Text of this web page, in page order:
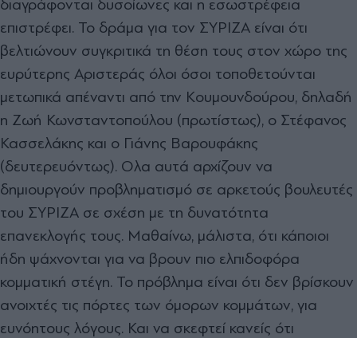
διαγράφονται δυσοίωνες και η εσωστρέφεια
επιστρέφει. Το δράµα για τον ΣΥΡΙΖΑ είναι ότι
βελτιώνουν συγκριτικά τη θέση τους στον χώρο της
ευρύτερης Αριστεράς όλοι όσοι τοποθετούνται
µετωπικά απέναντι από την Κουµουνδούρου, δηλαδή
η Ζωή Κωνσταντοπούλου (πρωτίστως), ο Στέφανος
Κασσελάκης και ο Γιάνης Βαρουφάκης
(δευτερευόντως). Ολα αυτά αρχίζουν να
δηµιουργούν προβληµατισµό σε αρκετούς βουλευτές
του ΣΥΡΙΖΑ σε σχέση µε τη δυνατότητα
επανεκλογής τους. Μαθαίνω, µάλιστα, ότι κάποιοι
ήδη ψάχνονται για να βρουν πιο ελπιδοφόρα
κοµµατική στέγη. Το πρόβληµα είναι ότι δεν βρίσκουν
ανοιχτές τις πόρτες των όµορων κοµµάτων, για
ευνόητους λόγους. Και να σκεφτεί κανείς ότι